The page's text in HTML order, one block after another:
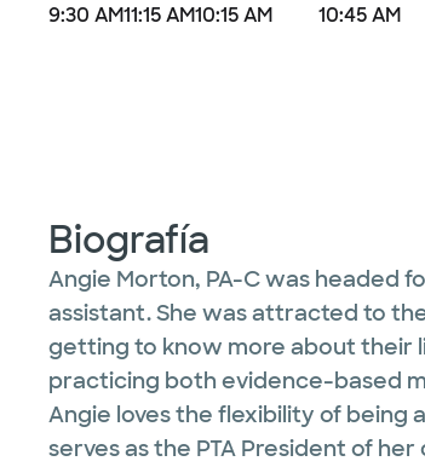
9:30 AM11:15 AM10:15 AM 10:45 AM
Biografía
Angie Morton, PA-C was headed
assistant. She was attracted to
getting to know more about their
practicing both evidence-based
Angie loves the flexibility of being
serves as the PTA President of